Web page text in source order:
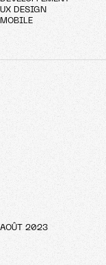
UX DESIGN
MOBILE
AOÛT 2023